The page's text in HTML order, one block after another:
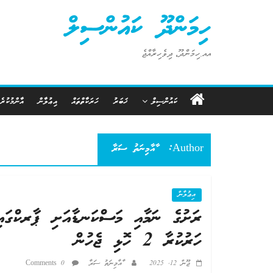
ހިމަންދޫ ކައުންސިލް
އއ.ހިމަންދޫ، ދިވެހިރާއްޖެ
ކައުންސިލް ޚަބަރު ހަރަކާތްތައް އިޢުލާން
Author: ާއާމިނަތު ސަރާ
އިޢުލާން
ރަށުގެ ނަމާއި މަސްކަނޑާއަށި
ހަރުކުރާ 2 ހޮޅި ޖެހުން
ޖޫން 12, 2025 ާއާމިނަތު ސަރާ